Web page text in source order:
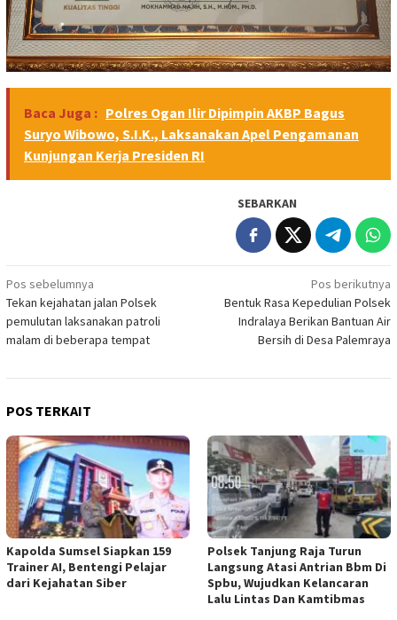
Baca Juga : Polres Ogan Ilir Dipimpin AKBP Bagus
Suryo Wibowo, S.I.K., Laksanakan Apel Pengamanan
Kunjungan Kerja Presiden RI
SEBARKAN
Navigasi
pos
Pos sebelumnya
Tekan kejahatan jalan Polsek
pemulutan laksanakan patroli
malam di beberapa tempat
Pos berikutnya
Bentuk Rasa Kepedulian Polsek
Indralaya Berikan Bantuan Air
Bersih di Desa Palemraya
POS TERKAIT
Kapolda Sumsel Siapkan 159
Trainer AI, Bentengi Pelajar
dari Kejahatan Siber
Polsek Tanjung Raja Turun
Langsung Atasi Antrian Bbm Di
Spbu, Wujudkan Kelancaran
Lalu Lintas Dan Kamtibmas